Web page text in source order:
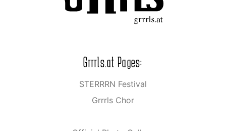
Grrrls.at Pages:
STERRRN Festival
Grrrls Chor